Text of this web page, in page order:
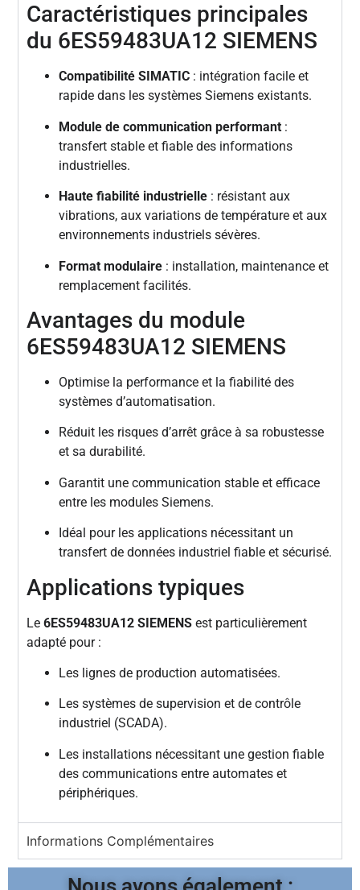
Caractéristiques principales
du 6ES59483UA12 SIEMENS
Compatibilité SIMATIC : intégration facile et
rapide dans les systèmes Siemens existants.
Module de communication performant :
transfert stable et fiable des informations
industrielles.
Haute fiabilité industrielle : résistant aux
vibrations, aux variations de température et aux
environnements industriels sévères.
Format modulaire : installation, maintenance et
remplacement facilités.
Avantages du module
6ES59483UA12 SIEMENS
Optimise la performance et la fiabilité des
systèmes d’automatisation.
Réduit les risques d’arrêt grâce à sa robustesse
et sa durabilité.
Garantit une communication stable et efficace
entre les modules Siemens.
Idéal pour les applications nécessitant un
transfert de données industriel fiable et sécurisé.
Applications typiques
Le6ES59483UA12 SIEMENS est particulièrement
adapté pour :
Les lignes de production automatisées.
Les systèmes de supervision et de contrôle
industriel (SCADA).
Les installations nécessitant une gestion fiable
des communications entre automates et
périphériques.
Informations Complémentaires